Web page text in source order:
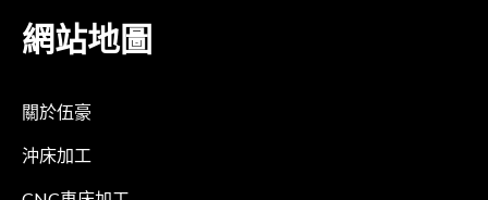
網站地圖
關於伍豪
沖床加工